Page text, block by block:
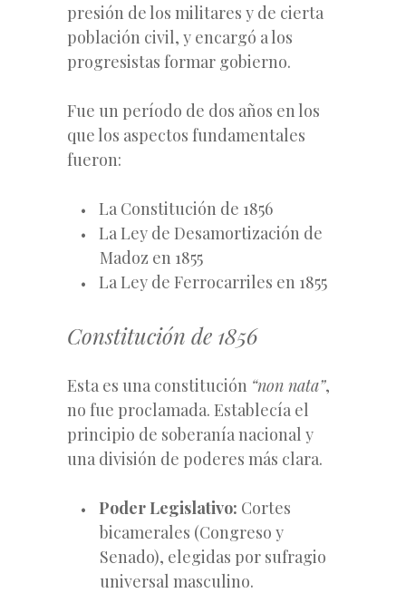
presión de los militares y de cierta
población civil, y encargó a los
progresistas formar gobierno.
Fue un período de dos años en los
que los aspectos fundamentales
fueron:
La Constitución de 1856
La Ley de Desamortización de
Madoz en 1855
La Ley de Ferrocarriles en 1855
Constitución de 1856
Esta es una constitución “non nata”,
no fue proclamada. Establecía el
principio de soberanía nacional y
una división de poderes más clara.
Poder Legislativo: Cortes
bicamerales (Congreso y
Senado), elegidas por sufragio
universal masculino.